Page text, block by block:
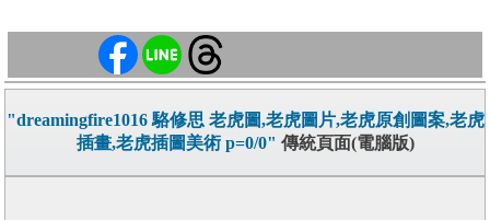
"dreamingfire1016 駱修思 老虎圖,老虎圖片,老虎原創圖案,老虎
插畫,老虎插圖美術 p=0/0" 傳統頁面(電腦版)